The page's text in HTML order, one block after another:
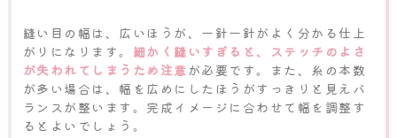
縫い目の幅は、広いほうが、一針一針がよく分かる仕上
がりになります。 細かく縫いすぎると、ステッチのよさ
が失われてしまうため注意 が必要です。また、糸の本数
が多い場合は、幅を広めにしたほうがすっきりと見えバ
ランスが整います。完成イメージに合わせて幅を調整す
るとよいでしょう。